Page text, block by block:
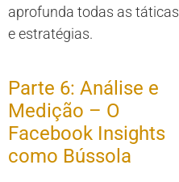
aprofunda todas as táticas
e estratégias.
Parte 6: Análise e
Medição – O
Facebook Insights
como Bússola